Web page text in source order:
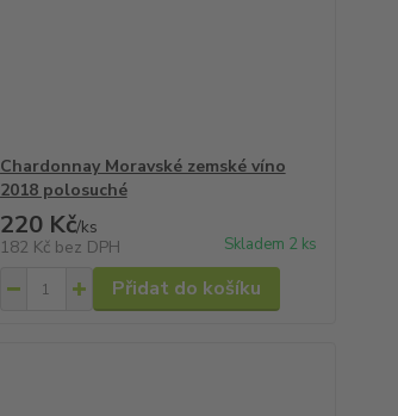
Chardonnay Moravské zemské víno
2018 polosuché
220 Kč/ks
182 Kč bez DPH Skladem 2 ks
Přidat do košíku